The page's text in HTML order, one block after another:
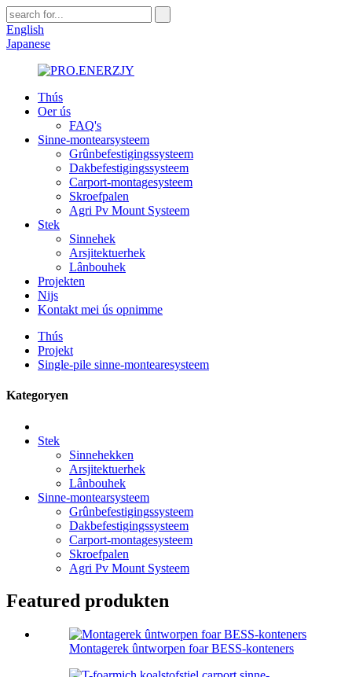
English
Japanese
Thús
Oer ús
FAQ's
Sinne-montearsysteem
Grûnbefestigingssysteem
Dakbefestigingssysteem
Carport-montagesysteem
Skroefpalen
Agri Pv Mount Systeem
Stek
Sinnehek
Arsjitektuerhek
Lânbouhek
Projekten
Nijs
Kontakt mei ús opnimme
Thús
Projekt
Single-pile sinne-montearesysteem
Kategoryen
Stek
Sinnehekken
Arsjitektuerhek
Lânbouhek
Sinne-montearsysteem
Grûnbefestigingssysteem
Dakbefestigingssysteem
Carport-montagesysteem
Skroefpalen
Agri Pv Mount Systeem
Featured produkten
Montagerek ûntworpen foar BESS-konteners